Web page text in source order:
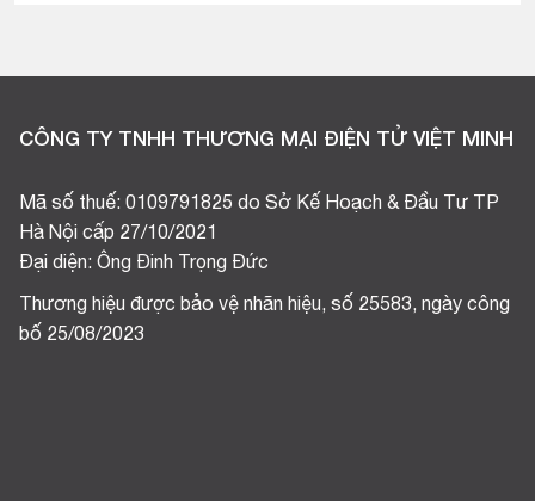
CÔNG TY TNHH THƯƠNG MẠI ĐIỆN TỬ VIỆT MINH
Mã số thuế: 0109791825 do Sở Kế Hoạch & Đầu Tư TP
Hà Nội cấp 27/10/2021
Đại diện: Ông Đinh Trọng Đức
Thương hiệu được bảo vệ nhãn hiệu, số 25583, ngày công
bố 25/08/2023